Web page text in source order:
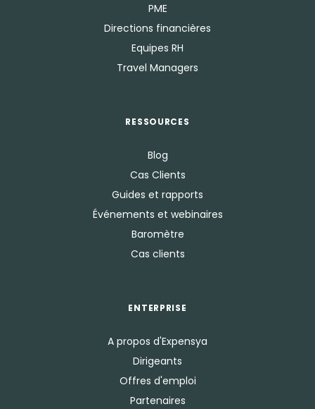
PME
Directions financières
Equipes RH
Travel Managers
RESSOURCES
Blog
Cas Clients
Guides et rapports
Événements et webinaires
Baromètre
Cas clients
ENTERPRISE
A propos d'Expensya
Dirigeants
Offres d'emploi
Partenaires